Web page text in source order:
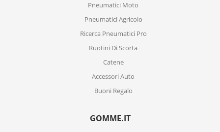
Pneumatici Moto
Pneumatici Agricolo
Ricerca Pneumatici Pro
Ruotini Di Scorta
Catene
Accessori Auto
Buoni Regalo
GOMME.IT